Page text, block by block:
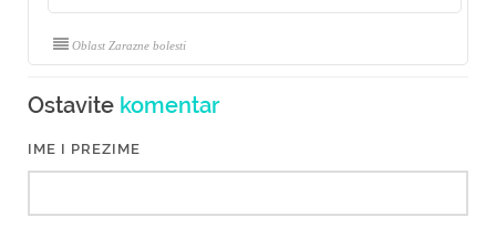
Oblast Zarazne bolesti
Ostavite komentar
IME I PREZIME